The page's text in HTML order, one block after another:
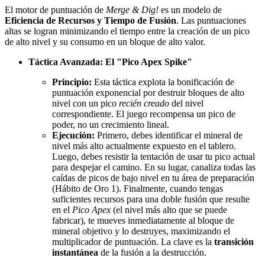
El motor de puntuación de Merge & Dig! es un modelo de
Eficiencia de Recursos y Tiempo de Fusión. Las puntuaciones
altas se logran minimizando el tiempo entre la creación de un pico
de alto nivel y su consumo en un bloque de alto valor.
Táctica Avanzada: El "Pico Apex Spike"
Principio: Esta táctica explota la bonificación de
puntuación exponencial por destruir bloques de alto
nivel con un pico recién creado del nivel
correspondiente. El juego recompensa un pico de
poder, no un crecimiento lineal.
Ejecución: Primero, debes identificar el mineral de
nivel más alto actualmente expuesto en el tablero.
Luego, debes resistir la tentación de usar tu pico actual
para despejar el camino. En su lugar, canaliza todas las
caídas de picos de bajo nivel en tu área de preparación
(Hábito de Oro 1). Finalmente, cuando tengas
suficientes recursos para una doble fusión que resulte
en el Pico Apex (el nivel más alto que se puede
fabricar), te mueves inmediatamente al bloque de
mineral objetivo y lo destruyes, maximizando el
multiplicador de puntuación. La clave es la transición
instantánea de la fusión a la destrucción.